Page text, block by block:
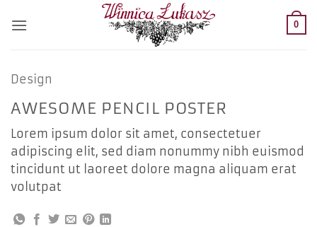
do
0
Design
AWESOME PENCIL POSTER
Lorem ipsum dolor sit amet, consectetuer
adipiscing elit, sed diam nonummy nibh euismod
tincidunt ut laoreet dolore magna aliquam erat
volutpat